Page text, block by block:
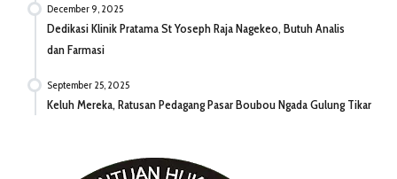
December 9, 2025
Dedikasi Klinik Pratama St Yoseph Raja Nagekeo, Butuh Analis
dan Farmasi
September 25, 2025
Keluh Mereka, Ratusan Pedagang Pasar Boubou Ngada Gulung Tikar